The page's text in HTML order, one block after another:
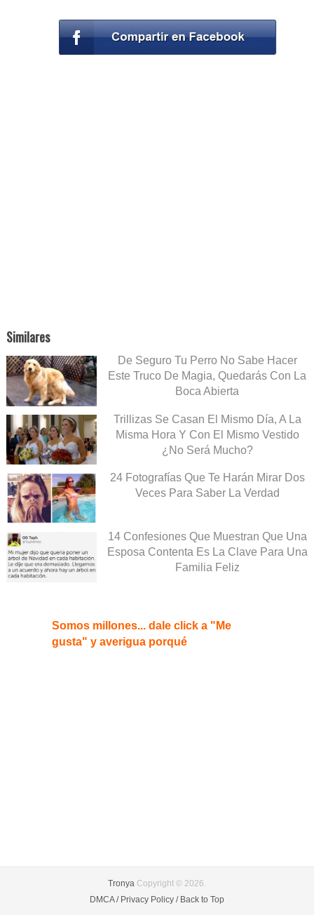
Similares
De Seguro Tu Perro No Sabe Hacer
Este Truco De Magia, Quedarás Con La
Boca Abierta
Trillizas Se Casan El Mismo Día, A La
Misma Hora Y Con El Mismo Vestido
¿No Será Mucho?
24 Fotografías Que Te Harán Mirar Dos
Veces Para Saber La Verdad
14 Confesiones Que Muestran Que Una
Esposa Contenta Es La Clave Para Una
Familia Feliz
Somos millones... dale click a "Me
gusta" y averigua porqué
TronyaCopyright © 2026.
DMCA / Privacy Policy / Back to Top